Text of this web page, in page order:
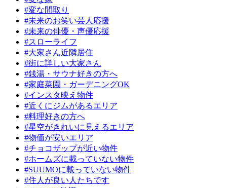
#変な間取り
#未来のお笑い芸人応援
#未来の俳優・声優応援
#スローライフ
#大家さん近隣居住
#街に詳しい大家さん
#銭湯・サウナ好きの方へ
#家庭菜園・ガーデニングOK
#インスタ映え物件
#近くにジムがあるエリア
#料理好きの方へ
#星空がきれいに見えるエリア
#物価が安いエリア
#チョコザップが近い物件
#ホームズに載っていない物件
#SUUMOに載っていない物件
#住人が良い人たちです